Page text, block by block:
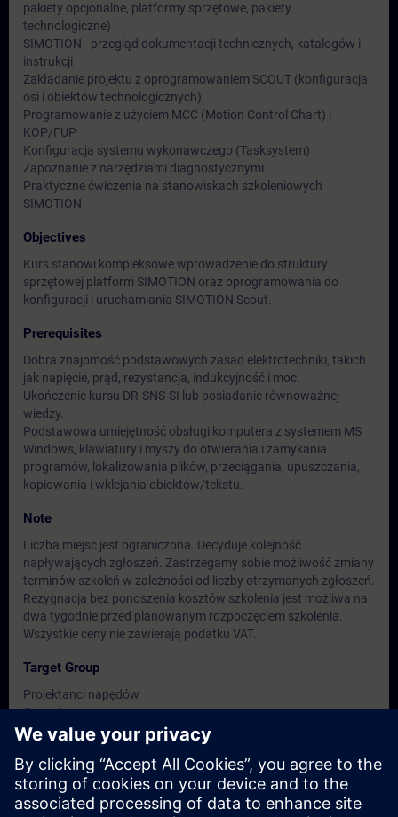
pakiety opcjonalne, platformy sprzętowe, pakiety
technologiczne)
SIMOTION - przegląd dokumentacji technicznych, katalogów i
instrukcji
Zakładanie projektu z oprogramowaniem SCOUT (konfiguracja
osi i obiektów technologicznych)
Programowanie z użyciem MCC (Motion Control Chart) i
KOP/FUP
Konfiguracja systemu wykonawczego (Tasksystem)
Zapoznanie z narzędziami diagnostycznymi
Praktyczne ćwiczenia na stanowiskach szkoleniowych
SIMOTION
Objectives
Kurs stanowi kompleksowe wprowadzenie do struktury
sprzętowej platform SIMOTION oraz oprogramowania do
konfiguracji i uruchamiania SIMOTION Scout.
Prerequisites
Dobra znajomość podstawowych zasad elektrotechniki, takich
jak napięcie, prąd, rezystancja, indukcyjność i moc.
Ukończenie kursu DR-SNS-SI lub posiadanie równoważnej
wiedzy.
Podstawowa umiejętność obsługi komputera z systemem MS
Windows, klawiatury i myszy do otwierania i zamykania
programów, lokalizowania plików, przeciągania, upuszczania,
kopiowania i wklejania obiektów/tekstu.
Note
Liczba miejsc jest ograniczona. Decyduje kolejność
napływających zgłoszeń. Zastrzegamy sobie możliwość zmiany
terminów szkoleń w zależności od liczby otrzymanych zgłoszeń.
Rezygnacja bez ponoszenia kosztów szkolenia jest możliwa na
dwa tygodnie przed planowanym rozpoczęciem szkolenia.
Wszystkie ceny nie zawierają podatku VAT.
Target Group
Projektanci napędów
Operatorzy
Personel utrzymania ruchu
Dates And Registration